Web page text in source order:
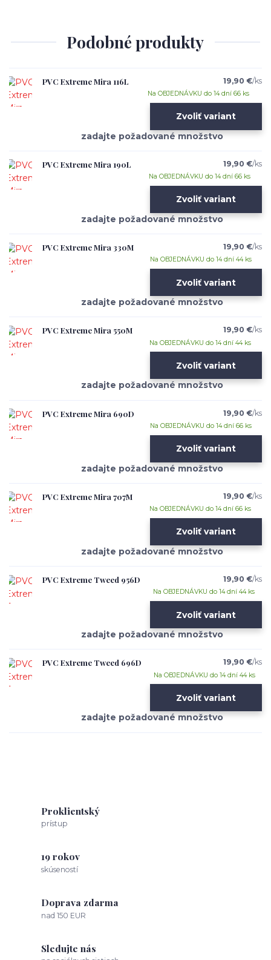
Podobné produkty
PVC Extreme Mira 116L 19,90 €/ks
Na OBJEDNÁVKU do 14 dní 66 ks
Zvoliť variant
PVC Extreme Mira 190L 19,90 €/ks
Na OBJEDNÁVKU do 14 dní 66 ks
Zvoliť variant
PVC Extreme Mira 330M 19,90 €/ks
Na OBJEDNÁVKU do 14 dní 44 ks
Zvoliť variant
PVC Extreme Mira 550M 19,90 €/ks
Na OBJEDNÁVKU do 14 dní 44 ks
Zvoliť variant
PVC Extreme Mira 690D 19,90 €/ks
Na OBJEDNÁVKU do 14 dní 66 ks
Zvoliť variant
PVC Extreme Mira 707M 19,90 €/ks
Na OBJEDNÁVKU do 14 dní 66 ks
Zvoliť variant
PVC Extreme Tweed 956D 19,90 €/ks
Na OBJEDNÁVKU do 14 dní 44 ks
Zvoliť variant
PVC Extreme Tweed 696D 19,90 €/ks
Na OBJEDNÁVKU do 14 dní 44 ks
Zvoliť variant
Proklientský
prístup
19 rokov
skúseností
Doprava zdarma
nad 150 EUR
Sledujte nás